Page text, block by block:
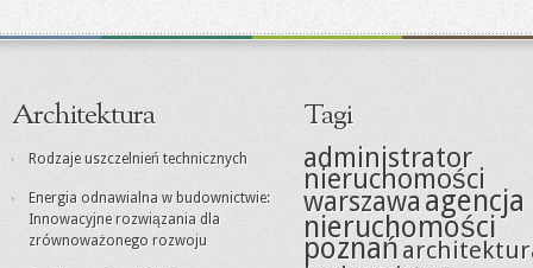
Architektura
Rodzaje uszczelnień technicznych
Energia odnawialna w budownictwie:
Innowacyjne rozwiązania dla
zrównoważonego rozwoju
Tagi
administrator
nieruchomości
warszawaagencja
nieruchomości
poznań